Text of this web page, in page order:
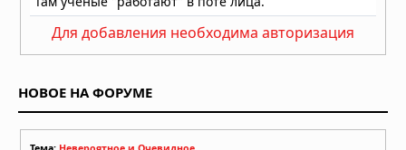
Для добавления необходима авторизация
НОВОЕ НА ФОРУМЕ